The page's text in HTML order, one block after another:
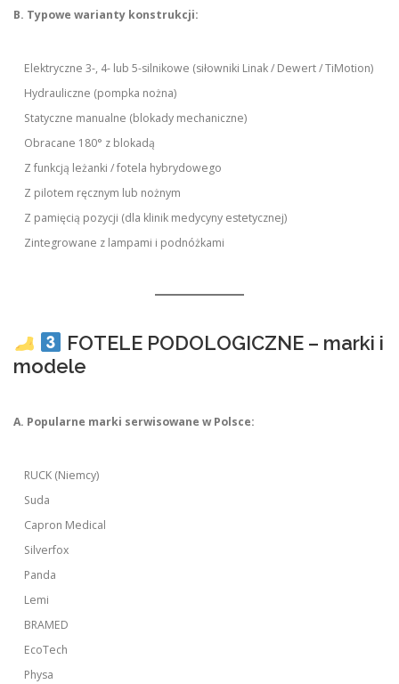
B. Typowe warianty konstrukcji:
Elektryczne 3-, 4- lub 5-silnikowe (siłowniki Linak / Dewert / TiMotion)
Hydrauliczne (pompka nożna)
Statyczne manualne (blokady mechaniczne)
Obracane 180° z blokadą
Z funkcją leżanki / fotela hybrydowego
Z pilotem ręcznym lub nożnym
Z pamięcią pozycji (dla klinik medycyny estetycznej)
Zintegrowane z lampami i podnóżkami
FOTELE PODOLOGICZNE – marki i
modele
A. Popularne marki serwisowane w Polsce:
RUCK (Niemcy)
Suda
Capron Medical
Silverfox
Panda
Lemi
BRAMED
EcoTech
Physa